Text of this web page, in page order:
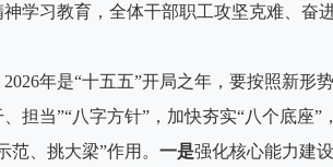
学习教育，全体干部职工攻坚克难、奋
年是“十五五”开局之年，要按照新形
担当”“八字方针”，加快夯实“八个底座
范、挑大梁”作用。 一是强化核心能力建